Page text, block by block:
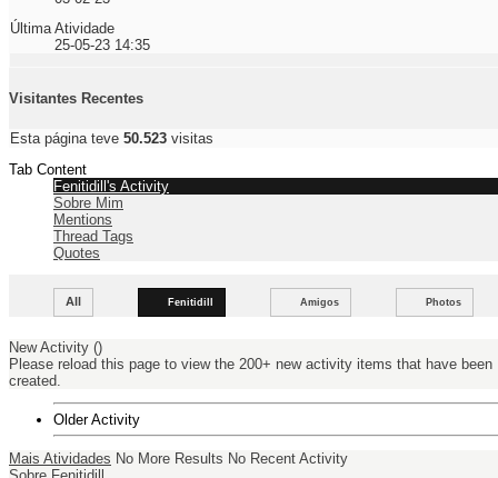
Última Atividade
25-05-23 14:35
Visitantes Recentes
Esta página teve 50.523 visitas
Tab Content
Fenitidill's Activity
Sobre Mim
Mentions
Thread Tags
Quotes
All Fenitidill Amigos Photos
New Activity ()
Please reload this page to view the 200+ new activity items that have been
created.
Older Activity
Mais Atividades No More Results No Recent Activity